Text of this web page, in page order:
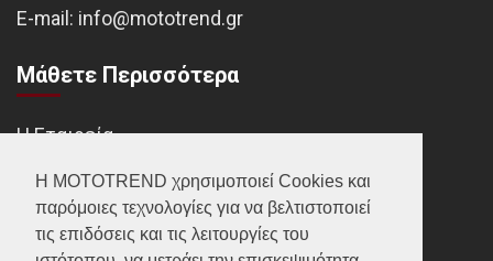
Η MOTOTREND χρησιμοποιεί Cookies και
παρόμοιες τεχνολογίες για να βελτιστοποιεί
τις επιδόσεις και τις λειτουργίες του
Ε-mail: info@mototrend.gr
Μάθετε Περισσότερα
Η Εταιρεία
Brands
Νέα
Οικονομικά στοιχεία